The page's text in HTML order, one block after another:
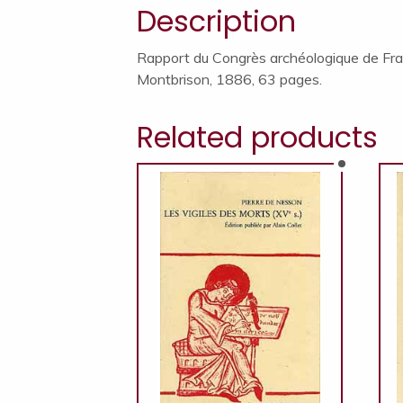
Description
Rapport du Congrès archéologique de
Montbrison, 1886, 63 pages.
Related products